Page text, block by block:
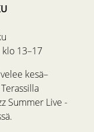
klo 13–17
kesä–
Summer Live -